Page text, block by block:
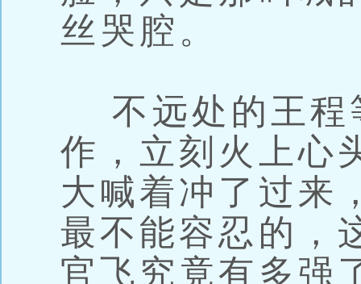
丝哭腔。
不远处的王程
作，立刻火上心
大喊着冲了过来
最不能容忍的，
官飞究竟有多强